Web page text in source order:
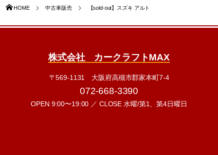
HOME 中古車販売 【sold-out】スズキ アルト
株式会社 カークラフトMAX
〒569-1131 大阪府高槻市郡家本町7-4
072-668-3390
OPEN 9:00〜19:00 ／ CLOSE 水曜/第1、第4日曜日